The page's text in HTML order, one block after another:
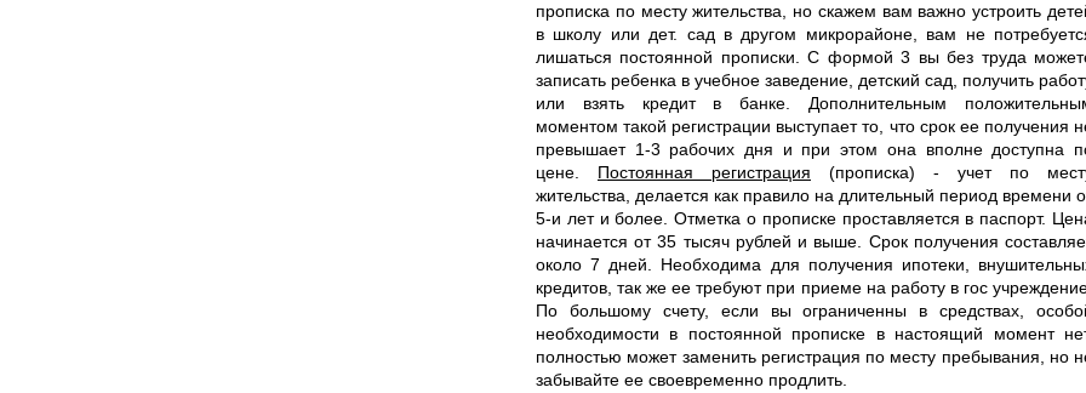
прописка по месту жительства, но скажем вам важно устроить
в школу или дет. сад в другом микрорайоне, вам не
лишаться постоянной прописки. С формой 3 вы без труда
записать ребенка в учебное заведение, детский сад, получить
или взять кредит в банке. Дополнительным
моментом такой регистрации выступает то, что срок ее получения
превышает 1-3 рабочих дня и при этом она вполне доступна
цене. Постоянная регистрация (прописка) - учет по
жительства, делается как правило на длительный период времени
5-и лет и более. Отметка о прописке проставляется в паспорт.
начинается от 35 тысяч рублей и выше. Срок получения
около 7 дней. Необходима для получения ипотеки,
кредитов, так же ее требуют при приеме на работу в гос
По большому счету, если вы ограниченны в средствах,
необходимости в постоянной прописке в настоящий момент
полностью может заменить регистрация по месту пребывания, но
забывайте ее своевременно продлить.